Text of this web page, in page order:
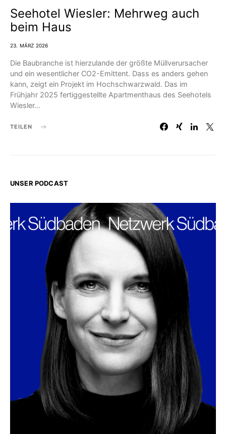
Seehotel Wiesler: Mehrweg auch
beim Haus
23. MÄRZ 2026
Die Baubranche ist hierzulande der größte Müllverursacher
und ein wesentlicher CO2-Emittent. Dass es anders gehen
kann, zeigt ein Projekt im Hochschwarzwald. Das im
Frühjahr 2025 fertiggestellte Apartmenthaus des Seehotels
Wiesler…
TEILEN
UNSER PODCAST